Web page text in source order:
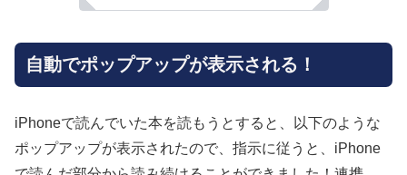
自動でポップアップが表示される！
iPhoneで読んでいた本を読もうとすると、以下のような
ポップアップが表示されたので、指示に従うと、iPhone